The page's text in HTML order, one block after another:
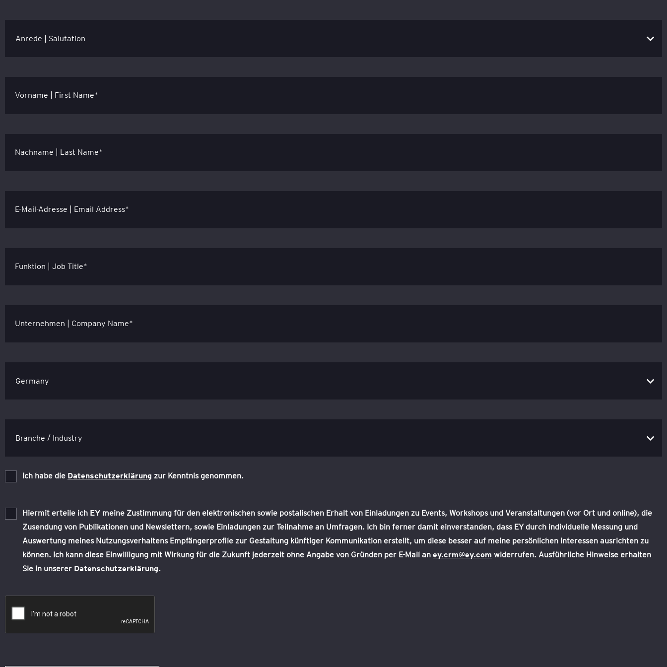
Vorname | First Name*
Nachname | Last Name*
E-Mail-Adresse | Email Address*
Funktion | Job Title*
Unternehmen | Company Name*
Ich habe die Datenschutzerklärung zur Kenntnis genommen.
Hiermit erteile ich EY meine Zustimmung für den elektronischen sowie postalischen Erhalt von Einladungen zu Events, Workshops und Veranstaltungen (vor Ort und online), die
Zusendung von Publikationen und Newslettern, sowie Einladungen zur Teilnahme an Umfragen. Ich bin ferner damit einverstanden, dass EY durch individuelle Messung und
Auswertung meines Nutzungsverhaltens Empfängerprofile zur Gestaltung künftiger Kommunikation erstellt, um diese besser auf meine persönlichen Interessen ausrichten zu
können. Ich kann diese Einwilligung mit Wirkung für die Zukunft jederzeit ohne Angabe von Gründen per E-Mail an ey.crm@ey.com widerrufen. Ausführliche Hinweise erhalten
Sie in unserer Datenschutzerklärung.